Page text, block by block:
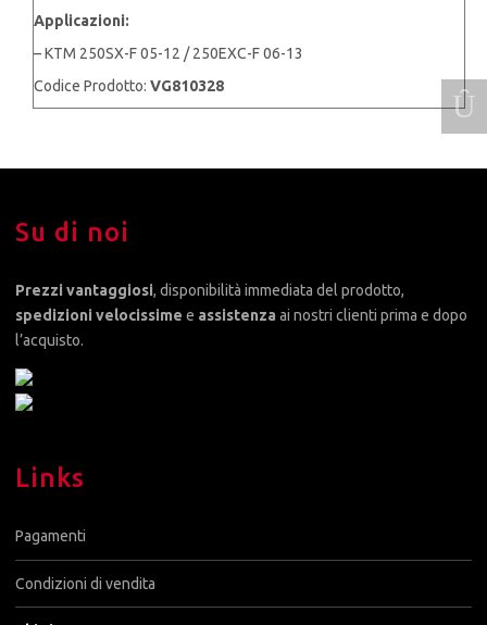
Applicazioni:
– KTM 250SX-F 05-12 / 250EXC-F 06-13
Codice Prodotto: VG810328
Su di noi
Prezzi vantaggiosi, disponibilità immediata del prodotto,
spedizioni velocissime e assistenza ai nostri clienti prima e dopo
l’acquisto.
Links
Pagamenti
Condizioni di vendita